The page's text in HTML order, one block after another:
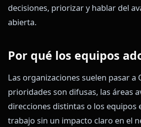
decisiones, priorizar y hablar del
abierta.
Por qué los equipos
Las organizaciones suelen pasar a
prioridades son difusas, las áreas
direcciones distintas o los equipos
trabajo sin un impacto claro en el